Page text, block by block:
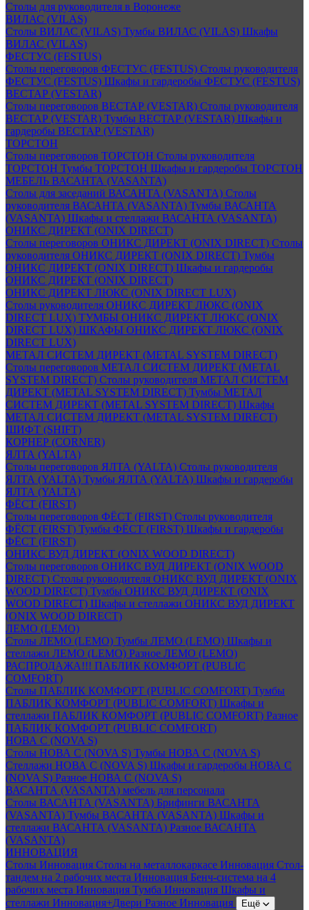
Столы для руководителя в Воронеже
ВИЛАС (VILAS)
Столы ВИЛАС (VILAS) Тумбы ВИЛАС (VILAS) Шкафы
ВИЛАС (VILAS)
ФЕСТУС (FESTUS)
Столы переговоров ФЕСТУС (FESTUS) Столы руководителя
ФЕСТУС (FESTUS) Шкафы и гардеробы ФЕСТУС (FESTUS)
ВЕСТАР (VESTAR)
Столы переговоров ВЕСТАР (VESTAR) Столы руководителя
ВЕСТАР (VESTAR) Тумбы ВЕСТАР (VESTAR) Шкафы и
гардеробы ВЕСТАР (VESTAR)
ТОРСТОН
Столы переговоров ТОРСТОН Столы руководителя
ТОРСТОН Тумбы ТОРСТОН Шкафы и гардеробы ТОРСТОН
МЕБЕЛЬ ВАСАНТА (VASANTA)
Столы для заседаний ВАСАНТА (VASANTA) Столы
руководителя ВАСАНТА (VASANTA) Тумбы ВАСАНТА
(VASANTA) Шкафы и стеллажи ВАСАНТА (VASANTA)
ОНИКС ДИРЕКТ (ONIX DIRECT)
Столы переговоров ОНИКС ДИРЕКТ (ONIX DIRECT) Столы
руководителя ОНИКС ДИРЕКТ (ONIX DIRECT) Тумбы
ОНИКС ДИРЕКТ (ONIX DIRECT) Шкафы и гардеробы
ОНИКС ДИРЕКТ (ONIX DIRECT)
ОНИКС ДИРЕКТ ЛЮКС (ONIX DIRECT LUX)
Столы руководителя ОНИКС ДИРЕКТ ЛЮКС (ONIX
DIRECT LUX) ТУМБЫ ОНИКС ДИРЕКТ ЛЮКС (ONIX
DIRECT LUX) ШКАФЫ ОНИКС ДИРЕКТ ЛЮКС (ONIX
DIRECT LUX)
МЕТАЛ СИСТЕМ ДИРЕКТ (METAL SYSTEM DIRECT)
Столы переговоров МЕТАЛ СИСТЕМ ДИРЕКТ (METAL
SYSTEM DIRECT) Столы руководителя МЕТАЛ СИСТЕМ
ДИРЕКТ (METAL SYSTEM DIRECT) Тумбы МЕТАЛ
СИСТЕМ ДИРЕКТ (METAL SYSTEM DIRECT) Шкафы
МЕТАЛ СИСТЕМ ДИРЕКТ (METAL SYSTEM DIRECT)
ШИФТ (SHIFT)
КОРНЕР (CORNER)
ЯЛТА (YALTA)
Столы переговоров ЯЛТА (YALTA) Столы руководителя
ЯЛТА (YALTA) Тумбы ЯЛТА (YALTA) Шкафы и гардеробы
ЯЛТА (YALTA)
ФЁСТ (FIRST)
Столы переговоров ФЁСТ (FIRST) Столы руководителя
ФЁСТ (FIRST) Тумбы ФЁСТ (FIRST) Шкафы и гардеробы
ФЁСТ (FIRST)
ОНИКС ВУД ДИРЕКТ (ONIX WOOD DIRECT)
Столы переговоров ОНИКС ВУД ДИРЕКТ (ONIX WOOD
DIRECT) Столы руководителя ОНИКС ВУД ДИРЕКТ (ONIX
WOOD DIRECT) Тумбы ОНИКС ВУД ДИРЕКТ (ONIX
WOOD DIRECT) Шкафы и стеллажи ОНИКС ВУД ДИРЕКТ
(ONIX WOOD DIRECT)
ЛЕМО (LEMO)
Столы ЛЕМО (LEMO) Тумбы ЛЕМО (LEMO) Шкафы и
стеллажи ЛЕМО (LEMO) Разное ЛЕМО (LEMO)
РАСПРОДАЖА!!! ПАБЛИК КОМФОРТ (PUBLIC
COMFORT)
Столы ПАБЛИК КОМФОРТ (PUBLIC COMFORT) Тумбы
ПАБЛИК КОМФОРТ (PUBLIC COMFORT) Шкафы и
стеллажи ПАБЛИК КОМФОРТ (PUBLIC COMFORT) Разное
ПАБЛИК КОМФОРТ (PUBLIC COMFORT)
НОВА С (NOVA S)
Столы НОВА С (NOVA S) Тумбы НОВА С (NOVA S)
Стеллажи НОВА С (NOVA S) Шкафы и гардеробы НОВА С
(NOVA S) Разное НОВА С (NOVA S)
ВАСАНТА (VASANTA) мебель для персонала
Столы ВАСАНТА (VASANTA) Брифинги ВАСАНТА
(VASANTA) Тумбы ВАСАНТА (VASANTA) Шкафы и
стеллажи ВАСАНТА (VASANTA) Разное ВАСАНТА
(VASANTA)
ИННОВАЦИЯ
Столы Инновация Столы на металлокаркасе Инновация Стол-
тандем на 2 рабочих места Инновация Бенч-система на 4
рабочих места Инновация Тумба Инновация Шкафы и
стеллажи Инновация+Двери Разное Инновация Ещё